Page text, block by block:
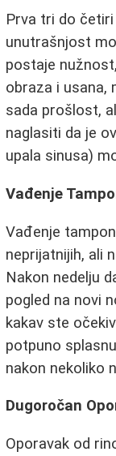
Prva tri do
unutrašnjost
postaje
obraza i usana,
sada prošlost,
naglasiti da je
upala sinusa)
Vađenje
Vađenje
neprijatnijih, ali
Nakon nedelju
pogled na novi
kakav ste
potpuno
nakon nekoliko
Dugoročan
Oporavak od